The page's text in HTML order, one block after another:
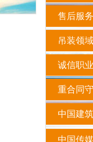
售后服
吊装领
诚信职
重合同
中国建
中国传